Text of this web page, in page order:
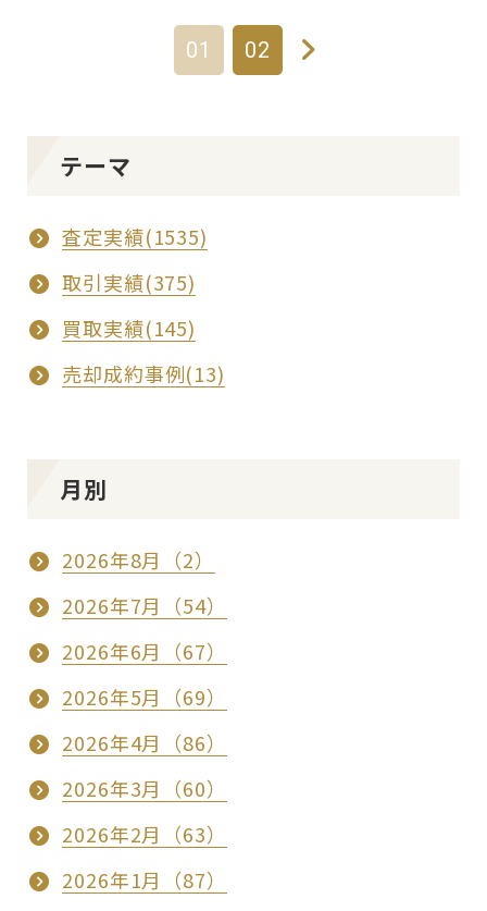
01 02
テーマ
査定実績(1535)
取引実績(375)
買取実績(145)
売却成約事例(13)
月別
2026年8月（2）
2026年7月（54）
2026年6月（67）
2026年5月（69）
2026年4月（86）
2026年3月（60）
2026年2月（63）
2026年1月（87）